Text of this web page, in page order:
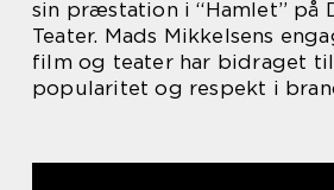
sin præstation i “Hamlet” på
Teater. Mads Mikkelsens
film og teater har bidraget
popularitet og respekt i